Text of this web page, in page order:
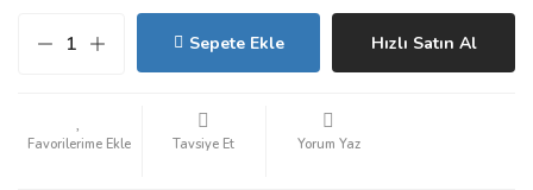
Sepete Ekle Hızlı Satın Al
Tavsiye Et Yorum Yaz